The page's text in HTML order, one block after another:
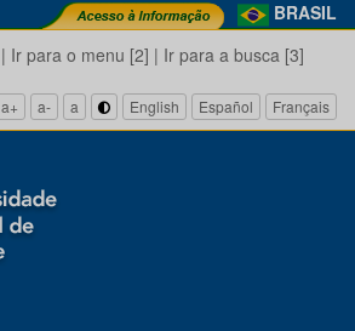
BRASIL
| Ir para o menu [2] | Ir para a busca [3]
a+ a- a English Español Français